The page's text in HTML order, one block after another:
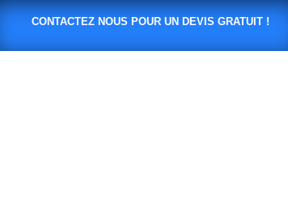
CONTACTEZ NOUS POUR UN DEVIS GRATUIT !